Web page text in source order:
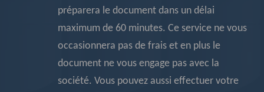
préparera le document dans un délai
maximum de 60 minutes. Ce service ne vous
occasionnera pas de frais et en plus le
document ne vous engage pas avec la
société. Vous pouvez aussi effectuer votre